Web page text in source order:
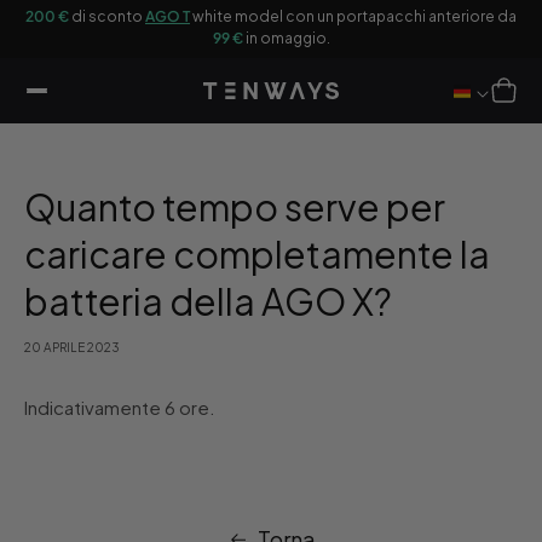
200 € di sconto AGO Twhite model con un portapacchi anteriore da
99 €in omaggio.
Carrello
Quanto tempo serve per
caricare completamente la
batteria della AGO X?
20 APRILE 2023
Indicativamente 6 ore.